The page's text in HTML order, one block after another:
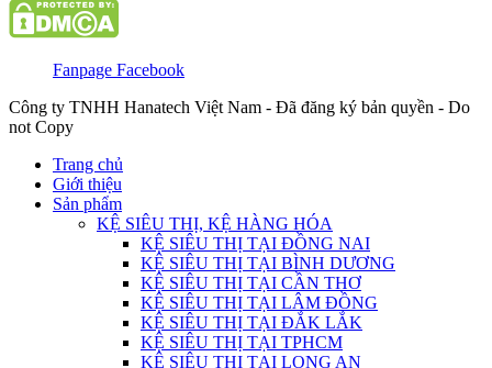
Fanpage Facebook
Công ty TNHH Hanatech Việt Nam - Đã đăng ký bản quyền - Do
not Copy
Trang chủ
Giới thiệu
Sản phẩm
KỆ SIÊU THỊ, KỆ HÀNG HÓA
KỆ SIÊU THỊ TẠI ĐỒNG NAI
KỆ SIÊU THỊ TẠI BÌNH DƯƠNG
KỆ SIÊU THỊ TẠI CẦN THƠ
KỆ SIÊU THỊ TẠI LÂM ĐỒNG
KỆ SIÊU THỊ TẠI ĐẮK LẮK
KỆ SIÊU THỊ TẠI TPHCM
KỆ SIÊU THỊ TẠI LONG AN